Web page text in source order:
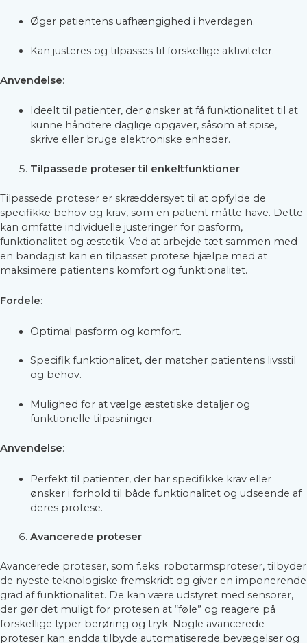
Øger patientens uafhængighed i hverdagen.
Kan justeres og tilpasses til forskellige aktiviteter.
Anvendelse:
Ideelt til patienter, der ønsker at få funktionalitet til at
kunne håndtere daglige opgaver, såsom at spise,
skrive eller bruge elektroniske enheder.
Tilpassede protesertil enkeltfunktioner
Tilpassede proteser er skræddersyet til at opfylde de
specifikke behov og krav, som en patient måtte have. Dette
kan omfatte individuelle justeringer for pasform,
funktionalitet og æstetik. Ved at arbejde tæt sammen med
en bandagist kan en tilpasset protese hjælpe med at
maksimere patientens komfort og funktionalitet.
Fordele:
Optimal pasform og komfort.
Specifik funktionalitet, der matcher patientens livsstil
og behov.
Mulighed for at vælge æstetiske detaljer og
funktionelle tilpasninger.
Anvendelse:
Perfekt til patienter, der har specifikke krav eller
ønsker i forhold til både funktionalitet og udseende af
deres protese.
Avancerede proteser
Avancerede proteser, som f.eks. robotarmsproteser, tilbyder
de nyeste teknologiske fremskridt og giver en imponerende
grad af funktionalitet. De kan være udstyret med sensorer,
der gør det muligt for protesen at “føle” og reagere på
forskellige typer berøring og tryk. Nogle avancerede
proteser kan endda tilbyde automatiserede bevægelser og